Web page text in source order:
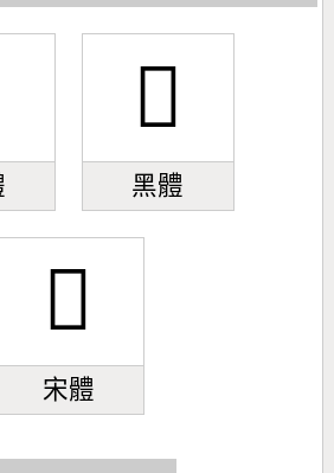
𫊏
黑體
𫊏
宋體